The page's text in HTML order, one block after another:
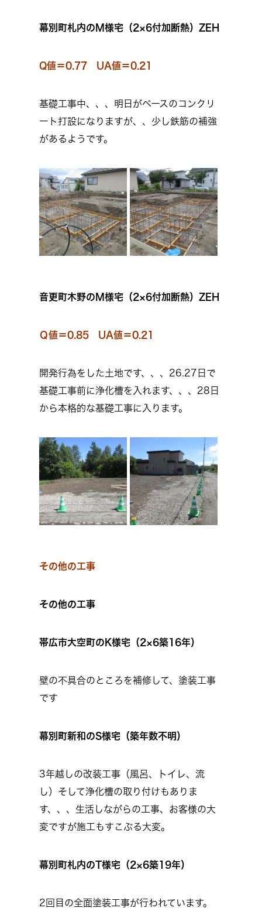
幕別町札内のM様宅（2×6付加断熱）ZEH
Q値＝0.77 UA値＝0.21
基礎工事中、、、明日がベースのコンクリ
ート打設になりますが、、少し鉄筋の補強
があるようです。
音更町木野のM様宅（2×6付加断熱）ZEH
Ｑ値＝0.85 UA値＝0.21
開発行為をした土地です、、、26.27日で
基礎工事前に浄化槽を入れます、、、28日
から本格的な基礎工事に入ります。
その他の工事
その他の工事
帯広市大空町のK様宅（2×6築16年）
壁の不具合のところを補修して、塗装工事
です
幕別町新和のS様宅（築年数不明）
3年越しの改装工事（風呂、トイレ、流
し）そして浄化槽の取り付けもありま
す、、、生活しながらの工事、お客様の大
変ですが施工もすこぶる大変。
幕別町札内のT様宅（2×6築19年）
2回目の全面塗装工事が行われています。